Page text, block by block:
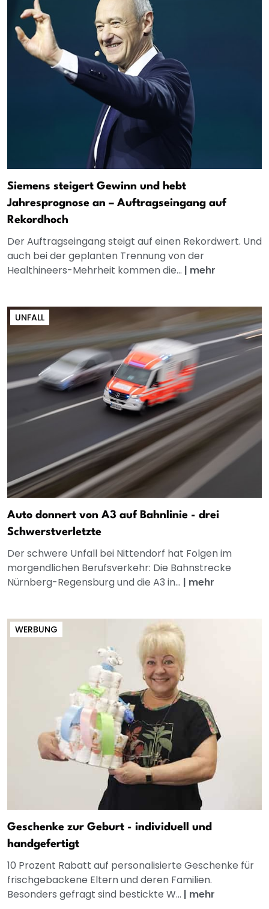
Siemens steigert Gewinn und hebt
Jahresprognose an – Auftragseingang auf
Rekordhoch
Der Auftragseingang steigt auf einen Rekordwert. Und
auch bei der geplanten Trennung von der
Healthineers-Mehrheit kommen die... | mehr
UNFALL
Auto donnert von A3 auf Bahnlinie - drei
Schwerstverletzte
Der schwere Unfall bei Nittendorf hat Folgen im
morgendlichen Berufsverkehr: Die Bahnstrecke
Nürnberg-Regensburg und die A3 in... | mehr
WERBUNG
Geschenke zur Geburt - individuell und
handgefertigt
10 Prozent Rabatt auf personalisierte Geschenke für
frischgebackene Eltern und deren Familien.
Besonders gefragt sind bestickte W... | mehr